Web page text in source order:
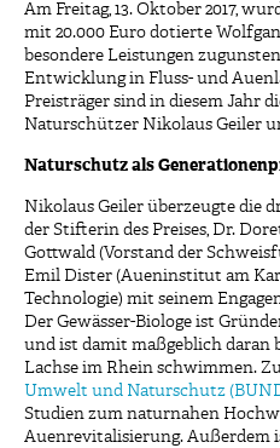
Am Freitag, 13. Oktober 2017,
mit 20.000 Euro dotierte
besondere Leistungen
Entwicklung in Fluss- und
Preisträger sind in diesem Jahr
Naturschützer Nikolaus Geiler
Naturschutz als
Nikolaus Geiler überzeugte die
der Stifterin des Preises, Dr.
Gottwald (Vorstand der
Emil Dister (Aueninstitut am
Technologie) mit seinem
Der Gewässer-Biologe ist
und ist damit maßgeblich daran
Lachse im Rhein schwimmen.
Umwelt und Naturschutz
Studien zum naturnahen
Auenrevitalisierung. Außerdem